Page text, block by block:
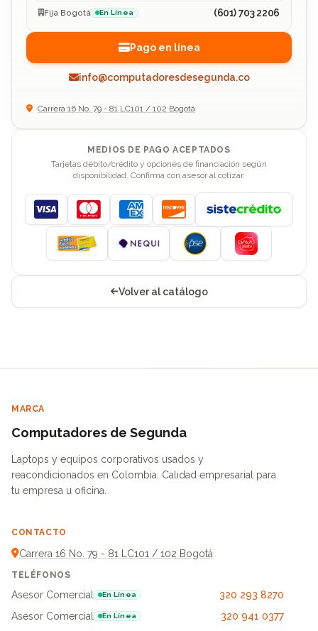
Fija Bogotá En Línea (601) 703 2206
Pago en línea
info@computadoresdesegunda.co
Carrera 16 No. 79 - 81 LC101 / 102 Bogotá
MEDIOS DE PAGO ACEPTADOS
Tarjetas débito/crédito y opciones de financiación según
disponibilidad. Confirma con asesor al cotizar.
Visa MastercardAmerican Express
Discover
Volver al catálogo
MARCA
Computadores de Segunda
Laptops y equipos corporativos usados y
reacondicionados en Colombia. Calidad empresarial para
tu empresa u oficina.
CONTACTO
Carrera 16 No. 79 - 81 LC101 / 102 Bogotá
TELÉFONOS
Asesor Comercial En Línea
320 293 8270
Asesor Comercial
En Línea
320 941 0377